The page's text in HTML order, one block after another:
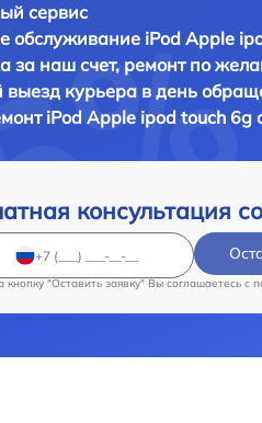
сервис
обслуживание iPod Apple
за наш счет, ремонт по
выезд курьера в день
iPod Apple ipod touch 6g
консультация
"Оставить заявку" Вы соглашаетесь c